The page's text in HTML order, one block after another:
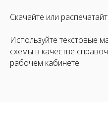
Скачайте или
Используйте текстовые
схемы в качестве
рабочем кабинете